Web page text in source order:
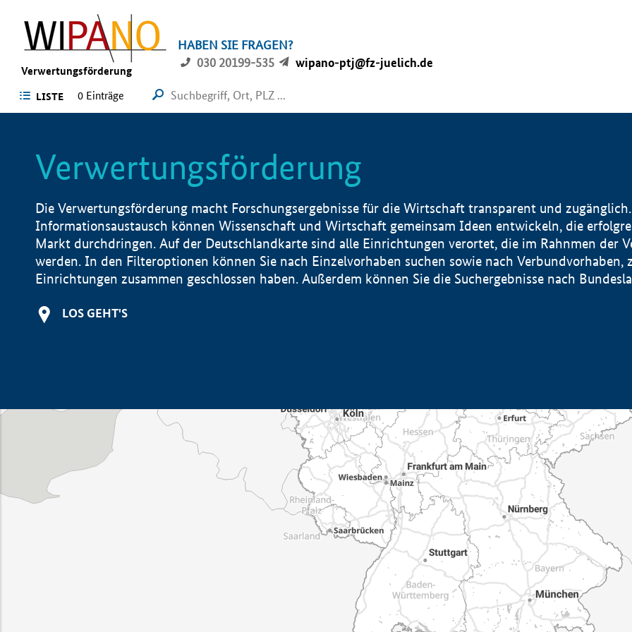
Verwertungsförderung
HABEN SIE FRAGEN?
030 20199-535
wipano-ptj@fz-juelich.de
LISTE 0 Einträge
Verwertungsförderung
Die Verwertungsförderung macht Forschungsergebnisse für die Wirtschaft transparent und
Informationsaustausch können Wissenschaft und Wirtschaft gemeinsam Ideen entwickeln, die
Markt durchdringen. Auf der Deutschlandkarte sind alle Einrichtungen verortet, die im Rahnmen der
werden. In den Filteroptionen können Sie nach Einzelvorhaben suchen sowie nach Verbundvorhaben,
Einrichtungen zusammen geschlossen haben. Außerdem können Sie die Suchergebnisse nach
LOS GEHT'S